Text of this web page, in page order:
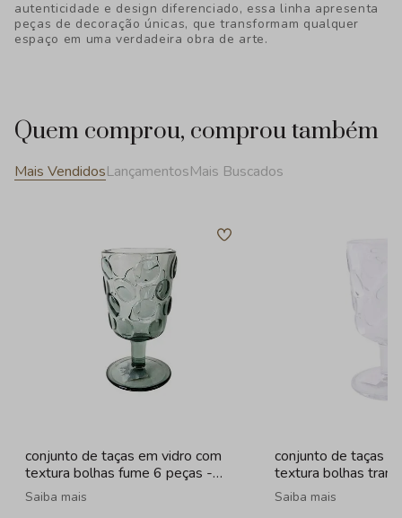
autenticidade e design diferenciado, essa linha apresenta
peças de decoração únicas, que transformam qualquer
espaço em uma verdadeira obra de arte.
Quem comprou, comprou também
Mais VendidosLançamentosMais Buscados
conjunto de taças em vidro com
textura bolhas fume 6 peças -
260ml
Saiba mais
conjunto de taças
textura bolhas
- 260ml
Saiba mais